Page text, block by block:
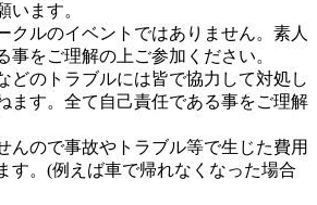
います。
クルのイベントではありません。素人
事をご理解の上ご参加ください。
どのトラブルには皆で協力して対処し
ます。全て自己責任である事をご理解
ので事故やトラブル等で生じた費用
す。(例えば車で帰れなくなった場合